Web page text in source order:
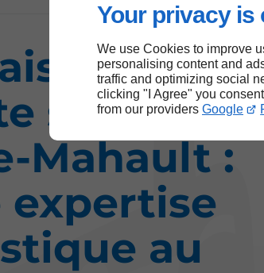
Your privacy is
We use Cookies to improve
personalising content and
traffic and optimizing social
clicking "I Agree" you
from our providers Google
en
sécurité à
Mahault :
expertise
au